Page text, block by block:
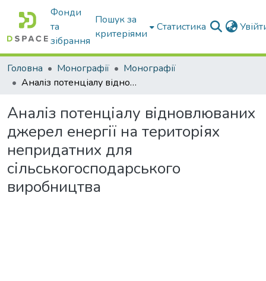
Фонди
та
зібрання
Пошук за
критеріями
Статистика
Головна Монографії
Монографії
Аналіз потенціалу відновлюваних джерел енергії на територіях непридатних для сільськогосподарського виробництва
Аналіз потенціалу відновлюваних
джерел енергії на територіях
непридатних для
сільськогосподарського
виробництва